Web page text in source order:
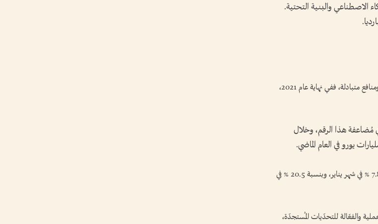
الاصطناعي والبنية التحتية.
وأشاد بالعلاقات التجارية بين إيطاليا والإمارات التي تواصل تحقيق نموٍّ قوي ومنافع متبادلة، ففي نهاية عام 2021،
مُضاعفة هذا الرقم، وخلال
وقال إن عام 2026، شهد زيادة في الصادرات الإيطالية إلى الإمارات بنسبة 7.8 % في شهر يناير، وبنسبة 20.5 % في
والفعّالة للتحدّيات المُستجدّة،